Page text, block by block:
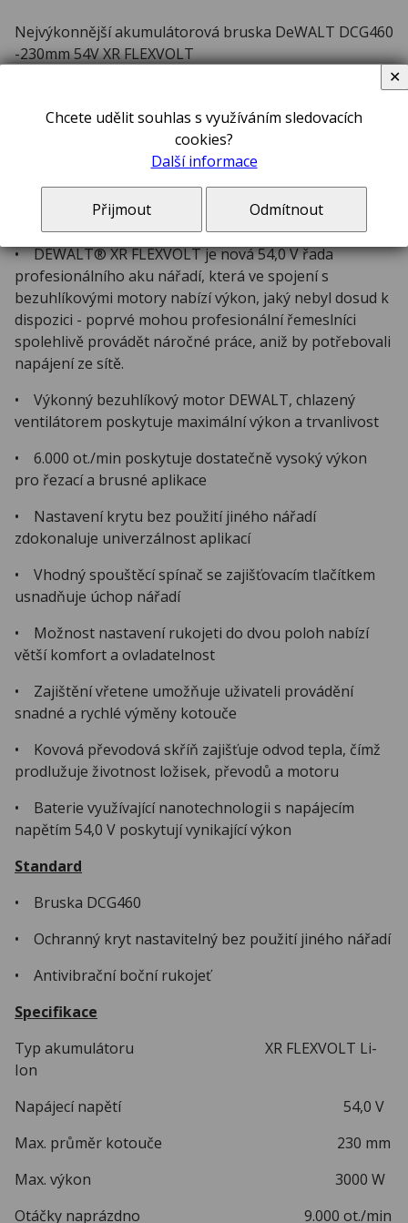
Nejvýkonnější akumulátorová bruska DeWALT DCG460
-230mm 54V XR FLEXVOLT
Popis
Aku úhlová bruska DEWALT FLEXVOLT 54,0 V –
Rysy, znaky
• DEWALT® XR FLEXVOLT je nová 54,0 V řada
profesionálního aku nářadí, která ve spojení s
bezuhlíkovými motory nabízí výkon, jaký nebyl dosud k
dispozici - poprvé mohou profesionální řemeslníci
spolehlivě provádět náročné práce, aniž by potřebovali
napájení ze sítě.
• Výkonný bezuhlíkový motor DEWALT, chlazený
ventilátorem poskytuje maximální výkon a trvanlivost
• 6.000 ot./min poskytuje dostatečně vysoký výkon
pro řezací a brusné aplikace
• Nastavení krytu bez použití jiného nářadí
zdokonaluje univerzálnost aplikací
• Vhodný spouštěcí spínač se zajišťovacím tlačítkem
usnadňuje úchop nářadí
• Možnost nastavení rukojeti do dvou poloh nabízí
větší komfort a ovladatelnost
• Zajištění vřetene umožňuje uživateli provádění
snadné a rychlé výměny kotouče
• Kovová převodová skříň zajišťuje odvod tepla, čímž
prodlužuje životnost ložisek, převodů a motoru
• Baterie využívající nanotechnologii s napájecím
napětím 54,0 V poskytují vynikající výkon
Standard
• Bruska DCG460
• Ochranný kryt nastavitelný bez použití jiného nářadí
• Antivibrační boční rukojeť
Specifikace
Typ akumulátoru XR FLEXVOLT Li-
Ion
Napájecí napětí 54,0 V
Max. průměr kotouče 230 mm
Max. výkon 3000 W
Otáčky naprázdno 9.000 ot./min
Chcete udělit souhlas s využíváním sledovacích
cookies?
Další informace
Přijmout Odmítnout
✕